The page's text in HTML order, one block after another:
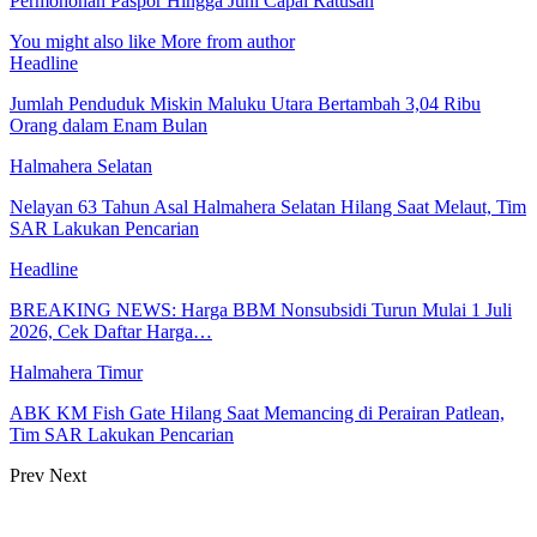
You might also like More from author
Headline
Jumlah Penduduk Miskin Maluku Utara Bertambah 3,04 Ribu
Orang dalam Enam Bulan
Halmahera Selatan
Nelayan 63 Tahun Asal Halmahera Selatan Hilang Saat Melaut, Tim
SAR Lakukan Pencarian
Headline
BREAKING NEWS: Harga BBM Nonsubsidi Turun Mulai 1 Juli
2026, Cek Daftar Harga…
Halmahera Timur
ABK KM Fish Gate Hilang Saat Memancing di Perairan Patlean,
Tim SAR Lakukan Pencarian
Prev Next